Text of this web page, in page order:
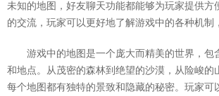
未知的地图，好友聊天功能都能够为玩家提供方
的交流，玩家可以更好地了解游戏中的各种机制
游戏中的地图是一个庞大而精美的世界，包
和地点。从茂密的森林到绝望的沙漠，从险峻的
每个地图都有独特的景致和隐藏的秘密。玩家可